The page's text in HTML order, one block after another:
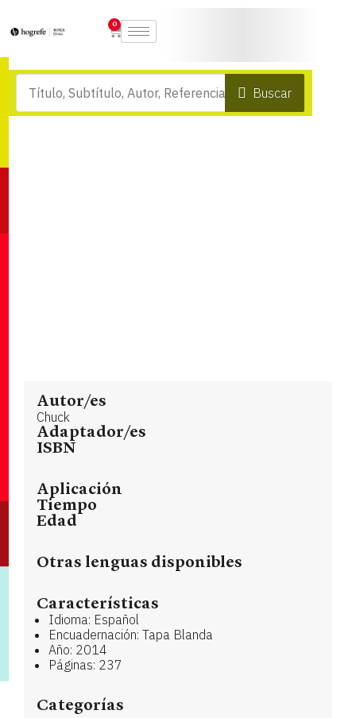
0
Buscar
Autor/es
Chuck
Adaptador/es
ISBN
Aplicación
Tiempo
Edad
Otras lenguas disponibles
Características
Idioma: Español
Encuadernación: Tapa Blanda
Año: 2014
Páginas: 237
Categorías